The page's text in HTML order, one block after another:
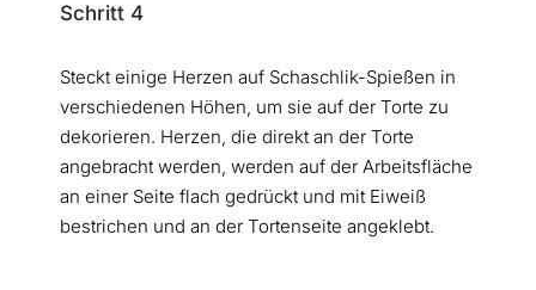
Schritt 4
Steckt einige Herzen auf Schaschlik-Spießen in
verschiedenen Höhen, um sie auf der Torte zu
dekorieren. Herzen, die direkt an der Torte
angebracht werden, werden auf der Arbeitsfläche
an einer Seite flach gedrückt und mit Eiweiß
bestrichen und an der Tortenseite angeklebt.